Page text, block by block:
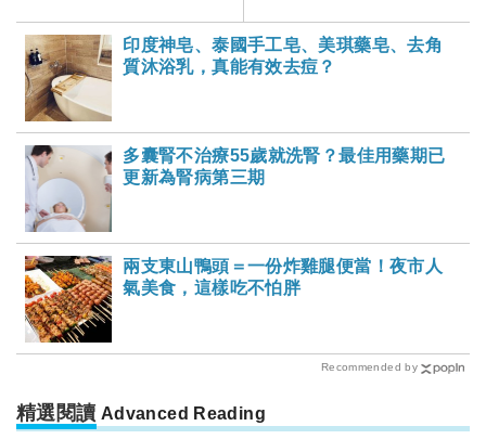
印度神皂、泰國手工皂、美琪藥皂、去角
質沐浴乳，真能有效去痘？
多囊腎不治療55歲就洗腎？最佳用藥期已
更新為腎病第三期
兩支東山鴨頭＝一份炸雞腿便當！夜市人
氣美食，這樣吃不怕胖
Recommended by
精選閱讀 Advanced Reading